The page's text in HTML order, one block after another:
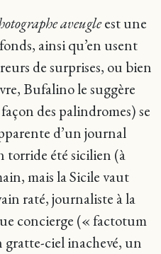
aveugleest une
ainsi qu’en usent
de surprises, ou bien
Bufalino le suggère
des palindromes) se
d’un journal
torride été sicilien (à
mais la Sicile vaut
raté, journaliste à la
concierge (« factotum
ciel inachevé, un